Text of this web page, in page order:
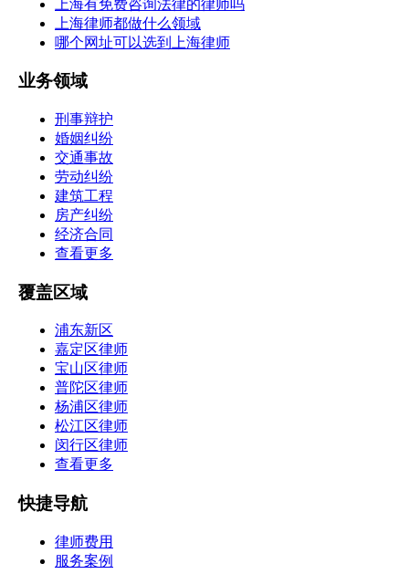
上海有免费咨询法律的律师吗
上海律师都做什么领域
哪个网址可以选到上海律师
业务领域
刑事辩护
婚姻纠纷
交通事故
劳动纠纷
建筑工程
房产纠纷
经济合同
查看更多
覆盖区域
浦东新区
嘉定区律师
宝山区律师
普陀区律师
杨浦区律师
松江区律师
闵行区律师
查看更多
快捷导航
律师费用
服务案例